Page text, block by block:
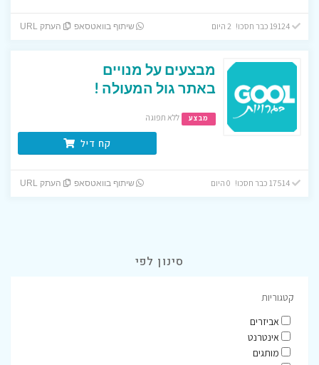
19124 כבר חסכו! 2 היום שיתוף בוואטסאפ העתק URL
מבצעים על מנויים
באתר גול המעולה !
מבצע ללא תפוגה
קח דיל
17514 כבר חסכו! 0 היום שיתוף בוואטסאפ העתק URL
סינון לפי
קטגוריות
אביזרים
אינטרנט
מותגים